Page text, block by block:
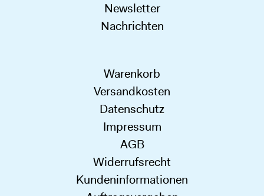
Newsletter
Nachrichten
Warenkorb
Versandkosten
Datenschutz
Impressum
AGB
Widerrufsrecht
Kundeninformationen